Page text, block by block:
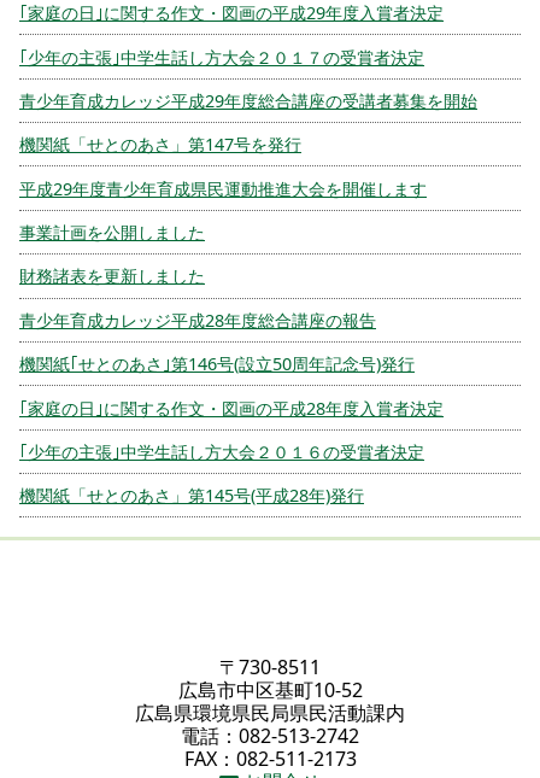
｢家庭の日｣に関する作文・図画の平成29年度入賞者決定
｢少年の主張｣中学生話し方大会２０１７の受賞者決定
青少年育成カレッジ平成29年度総合講座の受講者募集を開始
機関紙「せとのあさ」第147号を発行
平成29年度青少年育成県民運動推進大会を開催します
事業計画を公開しました
財務諸表を更新しました
青少年育成カレッジ平成28年度総合講座の報告
機関紙｢せとのあさ｣第146号(設立50周年記念号)発行
｢家庭の日｣に関する作文・図画の平成28年度入賞者決定
｢少年の主張｣中学生話し方大会２０１６の受賞者決定
機関紙「せとのあさ」第145号(平成28年)発行
〒730-8511
広島市中区基町10-52
広島県環境県民局県民活動課内
電話：082-513-2742
FAX：082-511-2173